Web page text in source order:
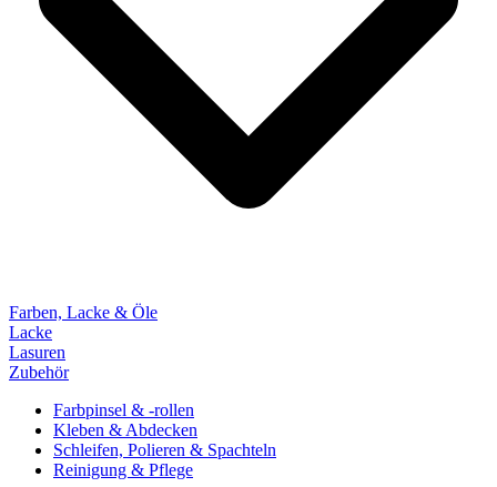
Farben, Lacke & Öle
Lacke
Lasuren
Zubehör
Farbpinsel & -rollen
Kleben & Abdecken
Schleifen, Polieren & Spachteln
Reinigung & Pflege